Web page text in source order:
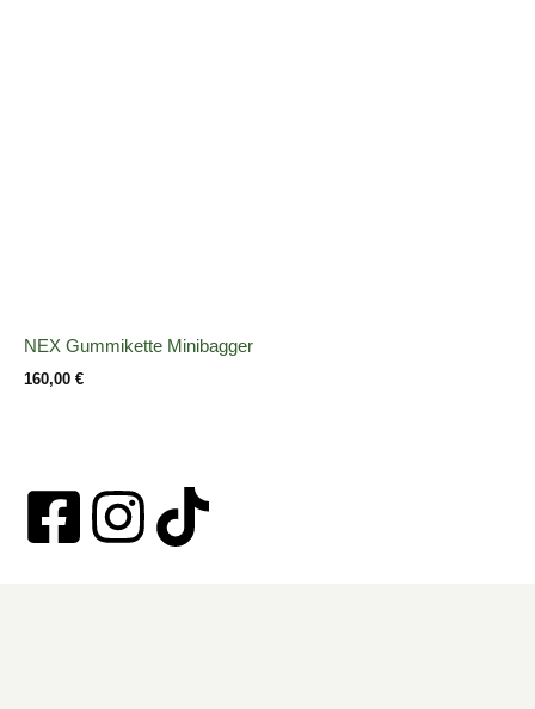
NEX Gummikette Minibagger
160,00 €
F I
T